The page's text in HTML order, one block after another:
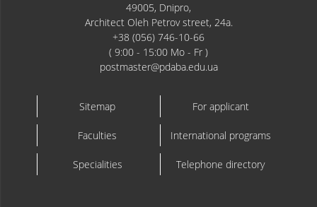
49005, Dnipro,
Architect Oleh Petrov street, 24a.
+38 (056) 746-10-66
( 9:00 - 15:00 Mo - Fr )
postmaster@pdaba.edu.ua
Sitemap For applicant
Faculties International programs
Specialities Telephone directory